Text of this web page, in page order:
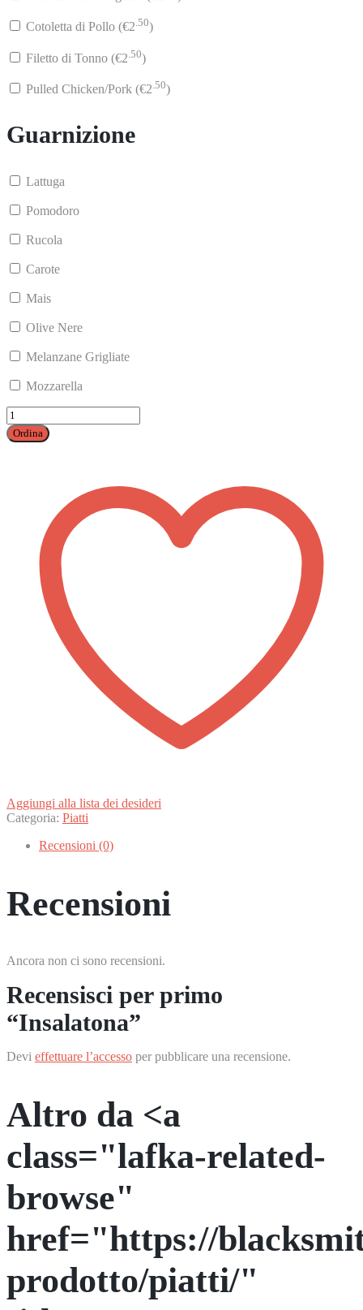
Cotoletta di Pollo (€2.50)
Filetto di Tonno (€2 .50)
Pulled Chicken/Pork (€2 .50)
Guarnizione
Lattuga
Pomodoro
Rucola
Carote
Mais
Olive Nere
Melanzane Grigliate
Mozzarella
Insalatona
quantità
Ordina
Aggiungi alla lista dei desideri
Categoria: Piatti
Recensioni (0)
Recensioni
Ancora non ci sono recensioni.
Recensisci per primo
“Insalatona”
Devi effettuare l’accesso per pubblicare una recensione.
Altro da <a
class="lafka-related-
browse"
href="https://
prodotto/piatti/"